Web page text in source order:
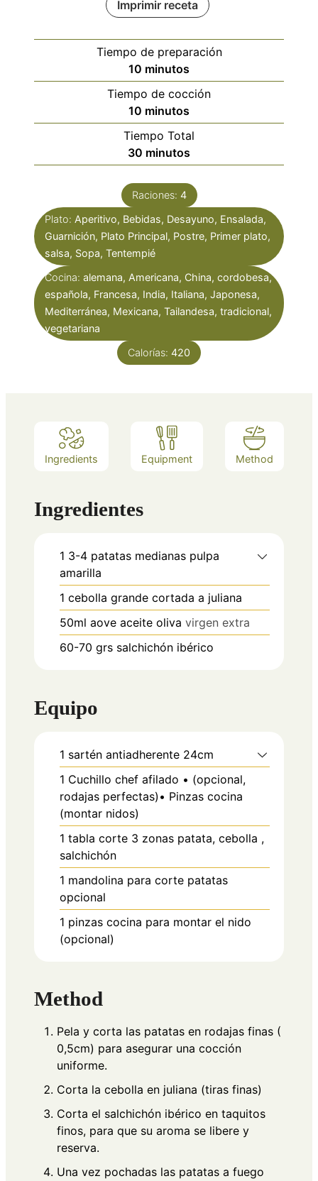
Imprimir receta
Tiempo de preparación
10 minutos
minutos
Tiempo de cocción
10 minutos
minutos
Tiempo Total
30 minutos
minutos
Raciones: 4
Plato: Aperitivo, Bebidas, Desayuno, Ensalada,
Guarnición, Plato Principal, Postre, Primer plato,
salsa, Sopa, Tentempié
Cocina: alemana, Americana, China, cordobesa,
española, Francesa, India, Italiana, Japonesa,
Mediterránea, Mexicana, Tailandesa, tradicional,
vegetariana
Calorías: 420
Ingredients Equipment Method
Ingredientes
1 3-4 patatas medianas pulpa
amarilla
1 cebolla grande cortada a juliana
50ml aove aceite oliva virgen extra
60-70 grs salchichón ibérico
Equipo
1 sartén antiadherente 24cm
1 Cuchillo chef afilado • (opcional,
rodajas perfectas)• Pinzas cocina
(montar nidos)
1 tabla corte 3 zonas patata, cebolla ,
salchichón
1 mandolina para corte patatas
opcional
1 pinzas cocina para montar el nido
(opcional)
Method
Pela y corta las patatas en rodajas finas (
0,5cm) para asegurar una cocción
uniforme.
Corta la cebolla en juliana (tiras finas)
Corta el salchichón ibérico en taquitos
finos, para que su aroma se libere y
reserva.
Una vez pochadas las patatas a fuego